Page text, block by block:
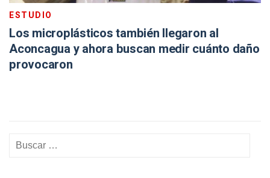
ESTUDIO
Los microplásticos también llegaron al
Aconcagua y ahora buscan medir cuánto daño
provocaron